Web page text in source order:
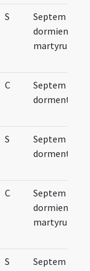
S
Septem
dormientium
martyrum
C
Septem
dormentium
S
Septem
dormentium
C
Septem
dormientium
martyrum
S
Septem